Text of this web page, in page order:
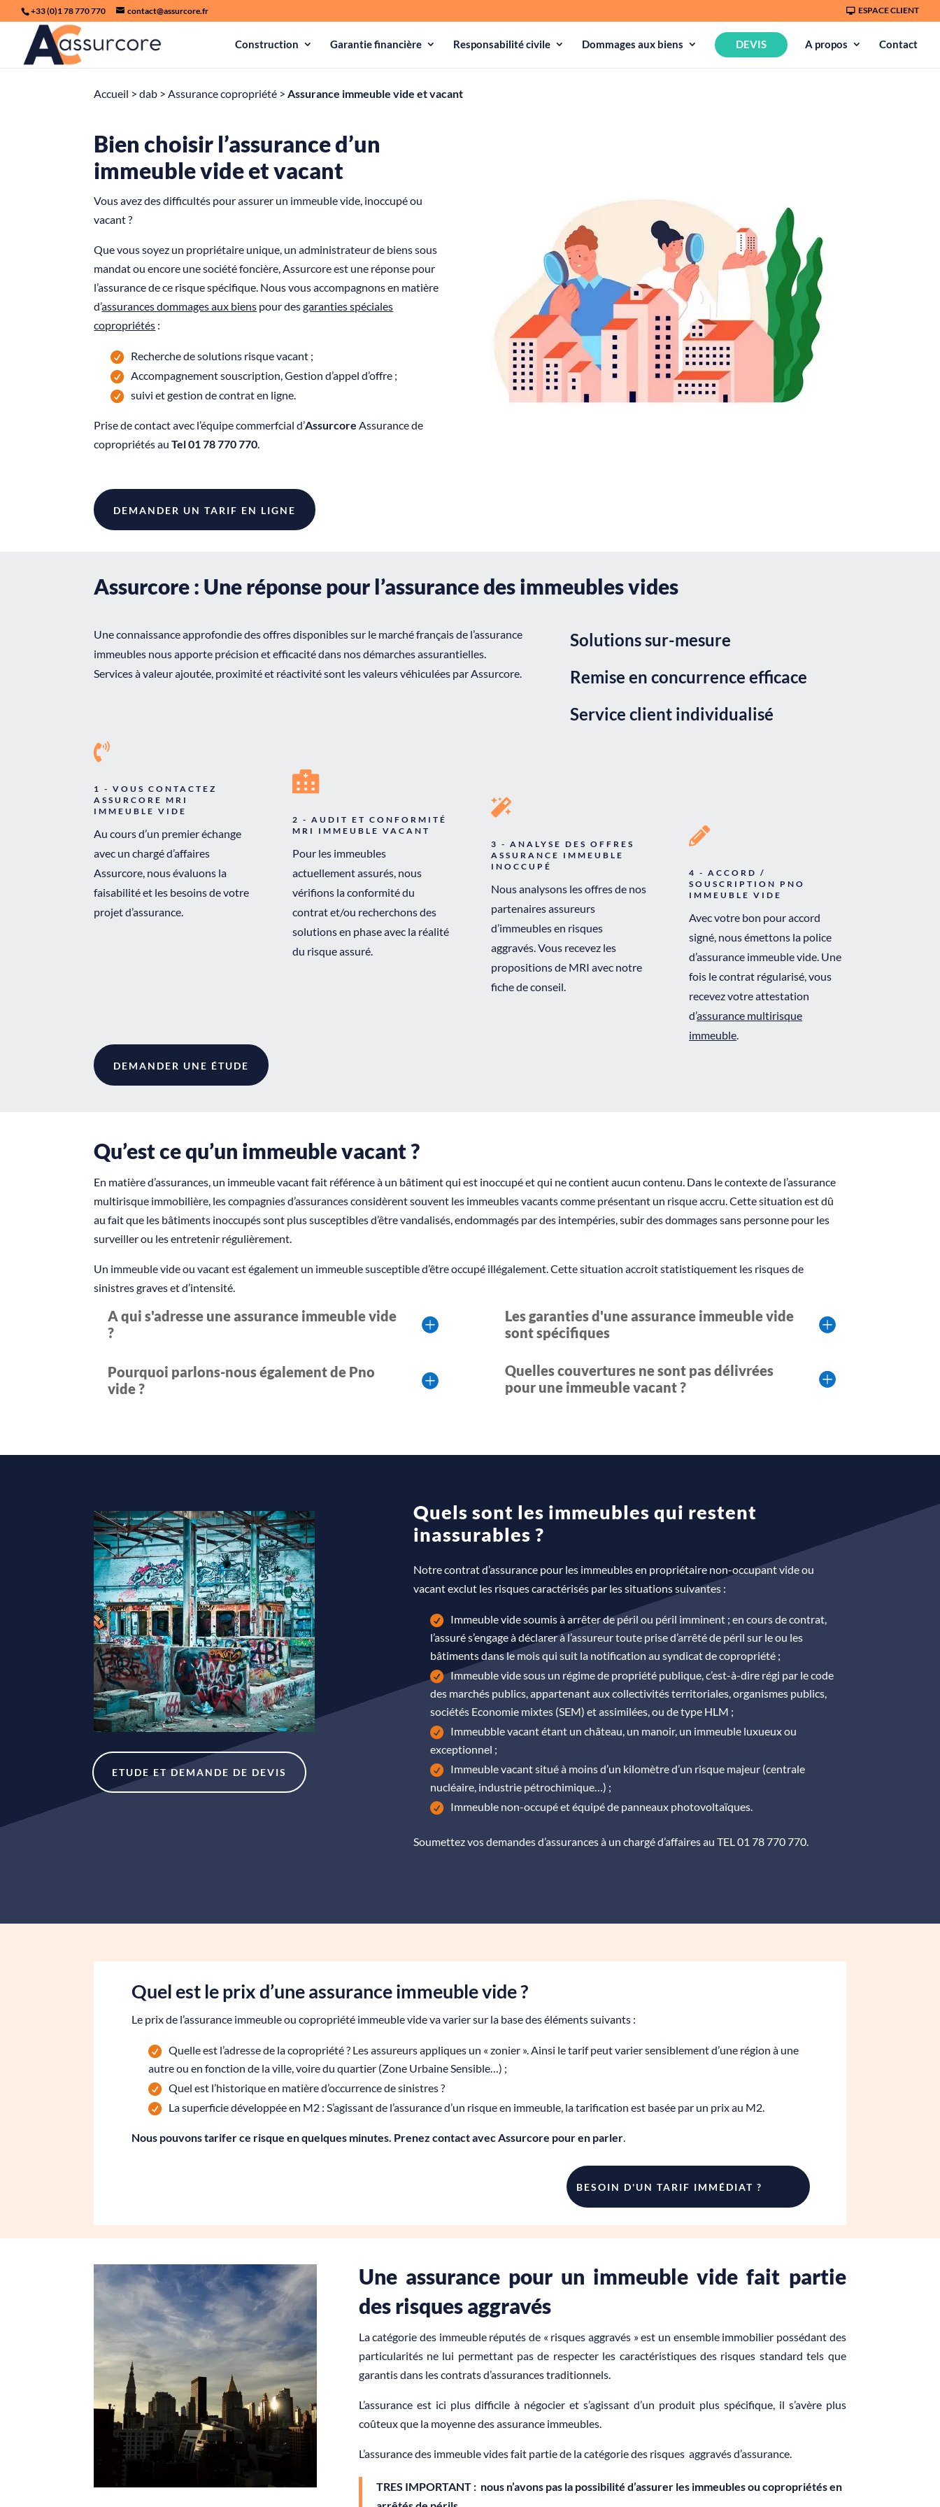
+33 (0)1 78 770 770 contact@assurcore.fr ESPACE CLIENT
Construction Garantie financière Responsabilité civile Dommages aux biens DEVIS A propos Contact
Accueil >dab >Assurance copropriété >Assurance immeuble vide et vacant
Bien choisir l’assurance d’un
immeuble vide et vacant
Vous avez des difficultés pour assurer un immeuble vide, inoccupé ou
vacant ?
Que vous soyez un propriétaire unique, un administrateur de biens sous
mandat ou encore une société foncière, Assurcore est une réponse pour
l’assurance de ce risque spécifique. Nous vous accompagnons en matière
d’assurances dommages aux biens pour desgaranties spéciales
copropriétés :
Recherche de solutions risque vacant ;
Accompagnement souscription, Gestion d’appel d’offre ;
suivi et gestion de contrat en ligne.
Prise de contact avec l’équipe commerfcial d’AssurcoreAssurance de
copropriétés auTel 01 78 770 770.
DEMANDER UN TARIF EN LIGNE
Assurcore : Une réponse pour l’assurance des immeubles vides
Une connaissance approfondie des offres disponibles sur le marché français de l’assurance
immeubles nous apporte précision et efficacité dans nos démarches assurantielles.
Services à valeur ajoutée, proximité et réactivité sont les valeurs véhiculées par Assurcore.
Solutions sur-mesure
Remise en concurrence efficace
Service client individualisé

1 - VOUS CONTACTEZ
ASSURCORE MRI
IMMEUBLE VIDE
Au cours d’un premier échange
avec un chargé d’affaires
Assurcore, nous évaluons la
faisabilité et les besoins de votre
projet d’assurance.

2 - AUDIT ET CONFORMITÉ
MRI IMMEUBLE VACANT
Pour les immeubles
actuellement assurés, nous
vérifions la conformité du
contrat et/ou recherchons des
solutions en phase avec la réalité
du risque assuré.

3 - ANALYSE DES OFFRES
ASSURANCE IMMEUBLE
INOCCUPÉ
Nous analysons les offres de nos
partenaires assureurs
d’immeubles en risques
aggravés. Vous recevez les
propositions de MRI avec notre
fiche de conseil.

4 - ACCORD /
SOUSCRIPTION PNO
IMMEUBLE VIDE
Avec votre bon pour accord
signé, nous émettons la police
d’assurance immeuble vide. Une
fois le contrat régularisé, vous
recevez votre attestation
d’assurance multirisque
immeuble.
DEMANDER UNE ÉTUDE
Qu’est ce qu’un immeuble vacant ?
En matière d’assurances, un immeuble vacant fait référence à un bâtiment qui est inoccupé et qui ne contient aucun contenu. Dans le contexte de l’assurance
multirisque immobilière, les compagnies d’assurances considèrent souvent les immeubles vacants comme présentant un risque accru. Cette situation est dû
au fait que les bâtiments inoccupés sont plus susceptibles d’être vandalisés, endommagés par des intempéries, subir des dommages sans personne pour les
surveiller ou les entretenir régulièrement.
Un immeuble vide ou vacant est également un immeuble susceptible d’être occupé illégalement. Cette situation accroit statistiquement les risques de
sinistres graves et d’intensité.
A qui s'adresse une assurance immeuble vide
?
Pourquoi parlons-nous également de Pno
vide ?
Les garanties d'une assurance immeuble vide
sont spécifiques
Quelles couvertures ne sont pas délivrées
pour une immeuble vacant ?
ETUDE ET DEMANDE DE DEVIS
Quels sont les immeubles qui restent
inassurables ?
Notre contrat d’assurance pour les immeubles en propriétaire non-occupant vide ou
vacant exclut les risques caractérisés par les situations suivantes :
Immeuble vide soumis à arrêter de péril ou péril imminent ; en cours de contrat,
l’assuré s’engage à déclarer à l’assureur toute prise d’arrêté de péril sur le ou les
bâtiments dans le mois qui suit la notification au syndicat de copropriété ;
Immeuble vide sous un régime de propriété publique, c’est-à-dire régi par le code
des marchés publics, appartenant aux collectivités territoriales, organismes publics,
sociétés Economie mixtes (SEM) et assimilées, ou de type HLM ;
Immeubble vacant étant un château, un manoir, un immeuble luxueux ou
exceptionnel ;
Immeuble vacant situé à moins d’un kilomètre d’un risque majeur (centrale
nucléaire, industrie pétrochimique…) ;
Immeuble non-occupé et équipé de panneaux photovoltaïques.
Soumettez vos demandes d’assurances à un chargé d’affaires au TEL 01 78 770 770.
Quel est le prix d’une assurance immeuble vide ?
Le prix de l’assurance immeuble ou copropriété immeuble vide va varier sur la base des éléments suivants :
Quelle est l’adresse de la copropriété ? Les assureurs appliques un « zonier ». Ainsi le tarif peut varier sensiblement d’une région à une
autre ou en fonction de la ville, voire du quartier (Zone Urbaine Sensible…) ;
Quel est l’historique en matière d’occurrence de sinistres ?
La superficie développée en M2 : S’agissant de l’assurance d’un risque en immeuble, la tarification est basée par un prix au M2.
Nous pouvons tarifer ce risque en quelques minutes. Prenez contact avec Assurcore pour en parler
BESOIN D'UN TARIF IMMÉDIAT ?
Une assurance pour un immeuble vide fait partie
des risques aggravés
La catégorie des immeuble réputés de « risques aggravés » est un ensemble immobilier possédant des
particularités ne lui permettant pas de respecter les caractéristiques des risques standard tels que
garantis dans les contrats d’assurances traditionnels.
L’assurance est ici plus difficile à négocier et s’agissant d’un produit plus spécifique, il s’avère plus
coûteux que la moyenne des assurance immeubles.
L’assurance des immeuble vides fait partie de la catégorie des risques aggravés d’assurance.
TRES IMPORTANT : nous n’avons pas la possibilité d’assurer les immeubles ou copropriétés en